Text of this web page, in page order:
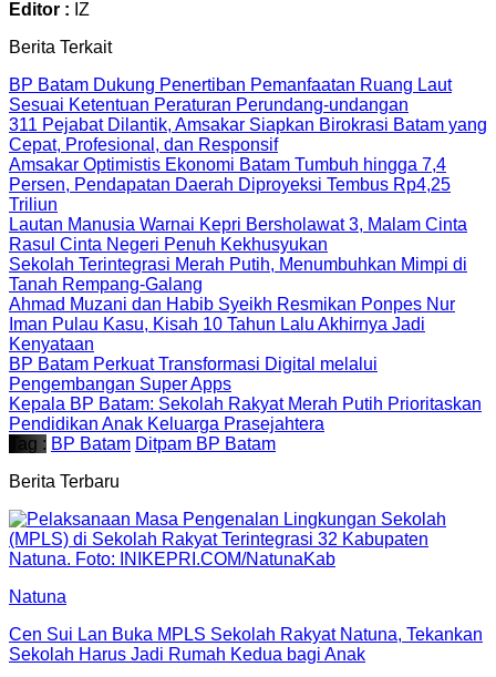
Editor : IZ
Berita Terkait
BP Batam Dukung Penertiban Pemanfaatan Ruang Laut
Sesuai Ketentuan Peraturan Perundang-undangan
311 Pejabat Dilantik, Amsakar Siapkan Birokrasi Batam yang
Cepat, Profesional, dan Responsif
Amsakar Optimistis Ekonomi Batam Tumbuh hingga 7,4
Persen, Pendapatan Daerah Diproyeksi Tembus Rp4,25
Triliun
Lautan Manusia Warnai Kepri Bersholawat 3, Malam Cinta
Rasul Cinta Negeri Penuh Kekhusyukan
Sekolah Terintegrasi Merah Putih, Menumbuhkan Mimpi di
Tanah Rempang-Galang
Ahmad Muzani dan Habib Syeikh Resmikan Ponpes Nur
Iman Pulau Kasu, Kisah 10 Tahun Lalu Akhirnya Jadi
Kenyataan
BP Batam Perkuat Transformasi Digital melalui
Pengembangan Super Apps
Kepala BP Batam: Sekolah Rakyat Merah Putih Prioritaskan
Pendidikan Anak Keluarga Prasejahtera
Tag : BP Batam Ditpam BP Batam
Berita Terbaru
Natuna
Cen Sui Lan Buka MPLS Sekolah Rakyat Natuna, Tekankan
Sekolah Harus Jadi Rumah Kedua bagi Anak